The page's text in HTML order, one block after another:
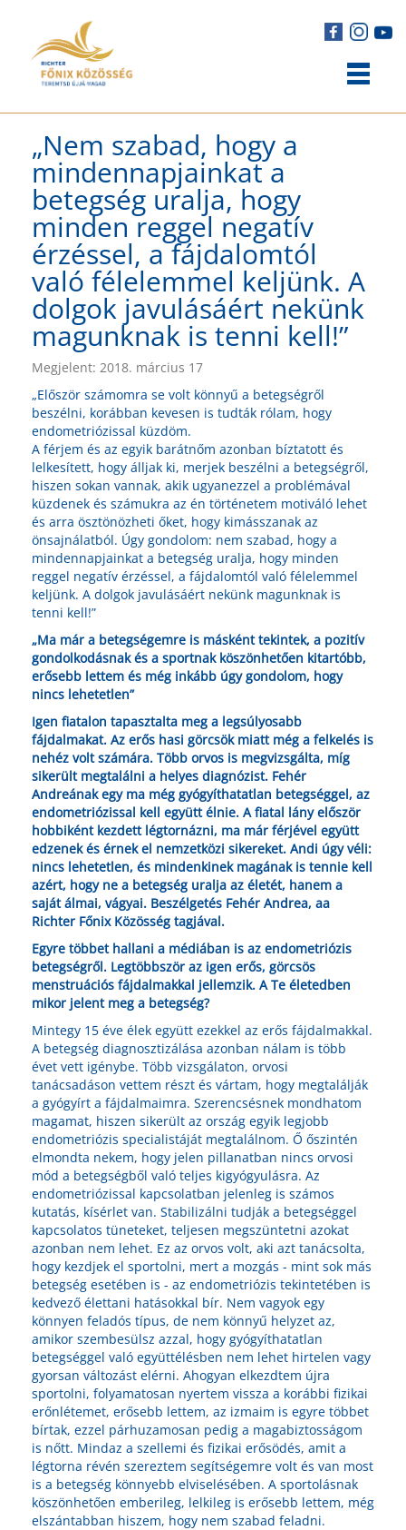
„Nem szabad, hogy a
mindennapjainkat a
betegség uralja, hogy
minden reggel negatív
érzéssel, a fájdalomtól
való félelemmel keljünk. A
dolgok javulásáért nekünk
magunknak is tenni kell!”
Megjelent: 2018. március 17
„Először számomra se volt könnyű a betegségről
beszélni, korábban kevesen is tudták rólam, hogy
endometriózissal küzdöm.
A férjem és az egyik barátnőm azonban bíztatott és
lelkesített, hogy álljak ki, merjek beszélni a betegségről,
hiszen sokan vannak, akik ugyanezzel a problémával
küzdenek és számukra az én történetem motiváló lehet
és arra ösztönözheti őket, hogy kimásszanak az
önsajnálatból. Úgy gondolom: nem szabad, hogy a
mindennapjainkat a betegség uralja, hogy minden
reggel negatív érzéssel, a fájdalomtól való félelemmel
keljünk. A dolgok javulásáért nekünk magunknak is
tenni kell!”
„Ma már a betegségemre is másként tekintek, a pozitív
gondolkodásnak és a sportnak köszönhetően kitartóbb,
erősebb lettem és még inkább úgy gondolom, hogy
nincs lehetetlen”
Igen fiatalon tapasztalta meg a legsúlyosabb
fájdalmakat. Az erős hasi görcsök miatt még a felkelés is
nehéz volt számára. Több orvos is megvizsgálta, míg
sikerült megtalálni a helyes diagnózist. Fehér
Andreának egy ma még gyógyíthatatlan betegséggel, az
endometriózissal kell együtt élnie. A fiatal lány először
hobbiként kezdett légtornázni, ma már férjével együtt
edzenek és érnek el nemzetközi sikereket. Andi úgy véli:
nincs lehetetlen, és mindenkinek magának is tennie kell
azért, hogy ne a betegség uralja az életét, hanem a
saját álmai, vágyai. Beszélgetés Fehér Andrea, aa
Richter Főnix Közösség tagjával.
Egyre többet hallani a médiában is az endometriózis
betegségről. Legtöbbször az igen erős, görcsös
menstruációs fájdalmakkal jellemzik. A Te életedben
mikor jelent meg a betegség?
Mintegy 15 éve élek együtt ezekkel az erős fájdalmakkal.
A betegség diagnosztizálása azonban nálam is több
évet vett igénybe. Több vizsgálaton, orvosi
tanácsadáson vettem részt és vártam, hogy megtalálják
a gyógyírt a fájdalmaimra. Szerencsésnek mondhatom
magamat, hiszen sikerült az ország egyik legjobb
endometriózis specialistáját megtalálnom. Ő őszintén
elmondta nekem, hogy jelen pillanatban nincs orvosi
mód a betegségből való teljes kigyógyulásra. Az
endometriózissal kapcsolatban jelenleg is számos
kutatás, kísérlet van. Stabilizálni tudják a betegséggel
kapcsolatos tüneteket, teljesen megszüntetni azokat
azonban nem lehet. Ez az orvos volt, aki azt tanácsolta,
hogy kezdjek el sportolni, mert a mozgás - mint sok más
betegség esetében is - az endometriózis tekintetében is
kedvező élettani hatásokkal bír. Nem vagyok egy
könnyen feladós típus, de nem könnyű helyzet az,
amikor szembesülsz azzal, hogy gyógyíthatatlan
betegséggel való együttélésben nem lehet hirtelen vagy
gyorsan változást elérni. Ahogyan elkezdtem újra
sportolni, folyamatosan nyertem vissza a korábbi fizikai
erőnlétemet, erősebb lettem, az izmaim is egyre többet
bírtak, ezzel párhuzamosan pedig a magabiztosságom
is nőtt. Mindaz a szellemi és fizikai erősödés, amit a
légtorna révén szereztem segítségemre volt és van most
is a betegség könnyebb elviselésében. A sportolásnak
köszönhetően emberileg, lelkileg is erősebb lettem, még
elszántabban hiszem, hogy nem szabad feladni.